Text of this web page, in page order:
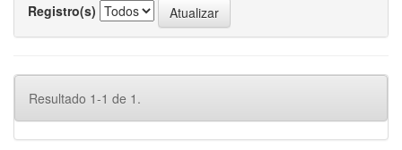
Registro(s)
Resultado 1-1 de 1.